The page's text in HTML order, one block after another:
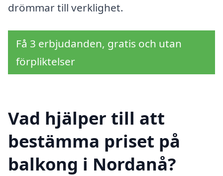
drömmar till verklighet.
Få 3 erbjudanden, gratis och utan
förpliktelser
Vad hjälper till att
bestämma priset på
balkong i Nordanå?